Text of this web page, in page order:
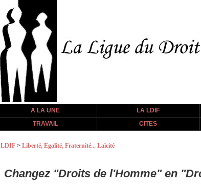
A LA UNE LA LDIF
TRAVAIL
CITES
LDIF > Liberté, Egalité, Fraternité... Laïcité
Changez "Droits de l'Homme" en